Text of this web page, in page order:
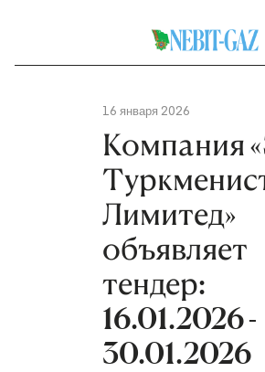
16 января 2026
Компания
Лимитед»
объявляет
тендер:
16.01.2026 -
30.01.2026